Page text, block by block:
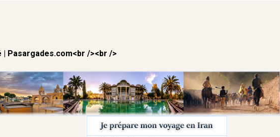
Pasargades.com<br /><br />